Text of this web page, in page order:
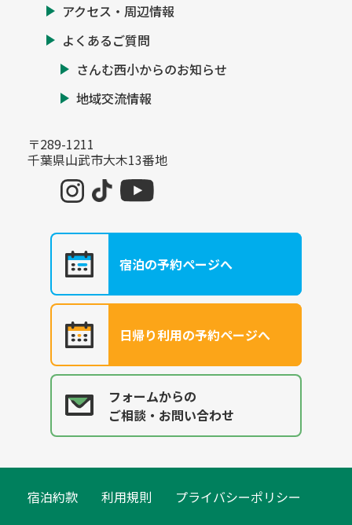
アクセス・周辺情報
よくあるご質問
さんむ西小からのお知らせ
地域交流情報
〒289-1211
千葉県山武市大木13番地
宿泊の予約ページへ
日帰り利用の予約ページへ
フォームからの
ご相談・お問い合わせ
宿泊約款 利用規則 プライバシーポリシー